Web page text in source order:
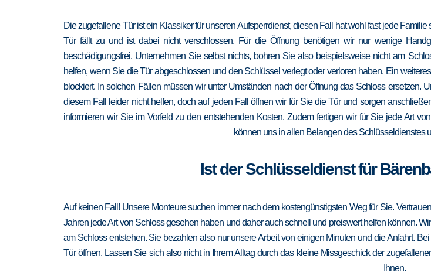
Die zugefallene Tür ist ein Klassiker für unseren Aufsperrdienst, diesen Fall hat wohl fast jede
Tür fällt zu und ist dabei nicht verschlossen. Für die Öffnung benötigen wir nur wenige
beschädigungsfrei. Unternehmen Sie selbst nichts, bohren Sie also beispielsweise nicht am
helfen, wenn Sie die Tür abgeschlossen und den Schlüssel verlegt oder verloren haben. Ein
blockiert. In solchen Fällen müssen wir unter Umständen nach der Öffnung das Schloss ersetzen.
diesem Fall leider nicht helfen, doch auf jeden Fall öffnen wir für Sie die Tür und sorgen
informieren wir Sie im Vorfeld zu den entstehenden Kosten. Zudem fertigen wir für Sie jede Art
können uns in allen Belangen des Schlüsseldienstes
Ist der Schlüsseldienst für
Auf keinen Fall! Unsere Monteure suchen immer nach dem kostengünstigsten Weg für Sie.
Jahren jede Art von Schloss gesehen haben und daher auch schnell und preiswert helfen können.
am Schloss entstehen. Sie bezahlen also nur unsere Arbeit von einigen Minuten und die Anfahrt.
Tür öffnen. Lassen Sie sich also nicht in Ihrem Alltag durch das kleine Missgeschick der
Ihnen.